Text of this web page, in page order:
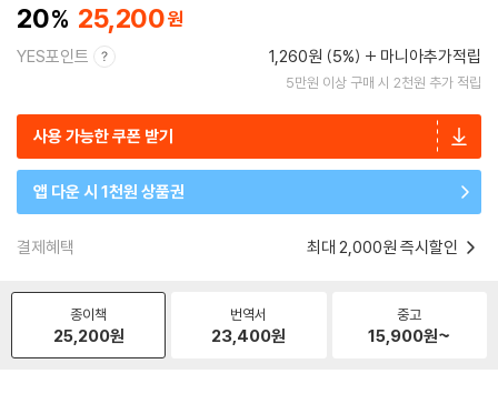
20 25,200
YES포인트 1,260원 (5%) 마니아추가적립
5만원 이상 구매 시 2천원 추가 적립
사용 가능한 쿠폰 받기
앱 다운 시 1천원 상품권
결제혜택 최대 2,000원 즉시할인
종이책
25,200원
번역서
23,400원
중고
15,900원~